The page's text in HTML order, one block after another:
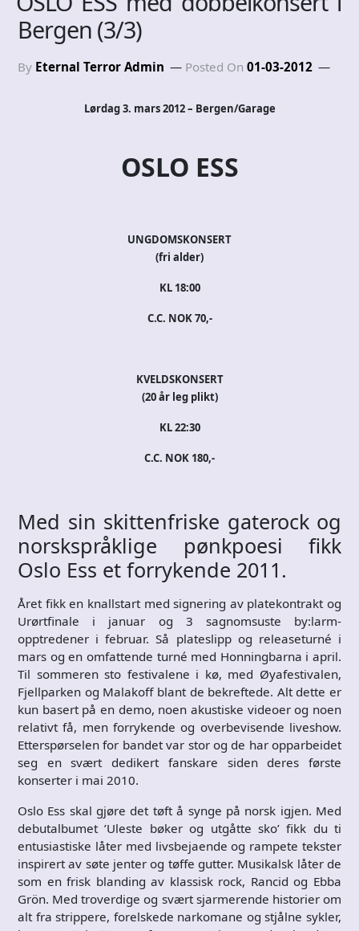
Bergen (3/3)
By Eternal Terror Admin Posted On 01-03-2012
Lørdag 3. mars 2012 – Bergen/Garage
OSLO ESS
UNGDOMSKONSERT
(fri alder)
KL 18:00
C.C. NOK 70,-
KVELDSKONSERT
(20 år leg plikt)
KL 22:30
C.C. NOK 180,-
Med sin skittenfriske gaterock og
norskspråklige pønkpoesi fikk
Oslo Ess et forrykende 2011.
Året fikk en knallstart med signering av platekontrakt og
Urørtfinale i januar og 3 sagnomsuste by:larm-
opptredener i februar. Så plateslipp og releaseturné i
mars og en omfattende turné med Honningbarna i april.
Til sommeren sto festivalene i kø, med Øyafestivalen,
Fjellparken og Malakoff blant de bekreftede. Alt dette er
kun basert på en demo, noen akustiske videoer og noen
relativt få, men forrykende og overbevisende liveshow.
Etterspørselen for bandet var stor og de har opparbeidet
seg en svært dedikert fanskare siden deres første
konserter i mai 2010.
Oslo Ess skal gjøre det tøft å synge på norsk igjen. Med
debutalbumet ’Uleste bøker og utgåtte sko’ fikk du ti
entusiastiske låter med livsbejaende og rampete tekster
inspirert av søte jenter og tøffe gutter. Musikalsk låter de
som en frisk blanding av klassisk rock, Rancid og Ebba
Grön. Med troverdige og svært sjarmerende historier om
alt fra strippere, forelskede narkomane og stjålne sykler,